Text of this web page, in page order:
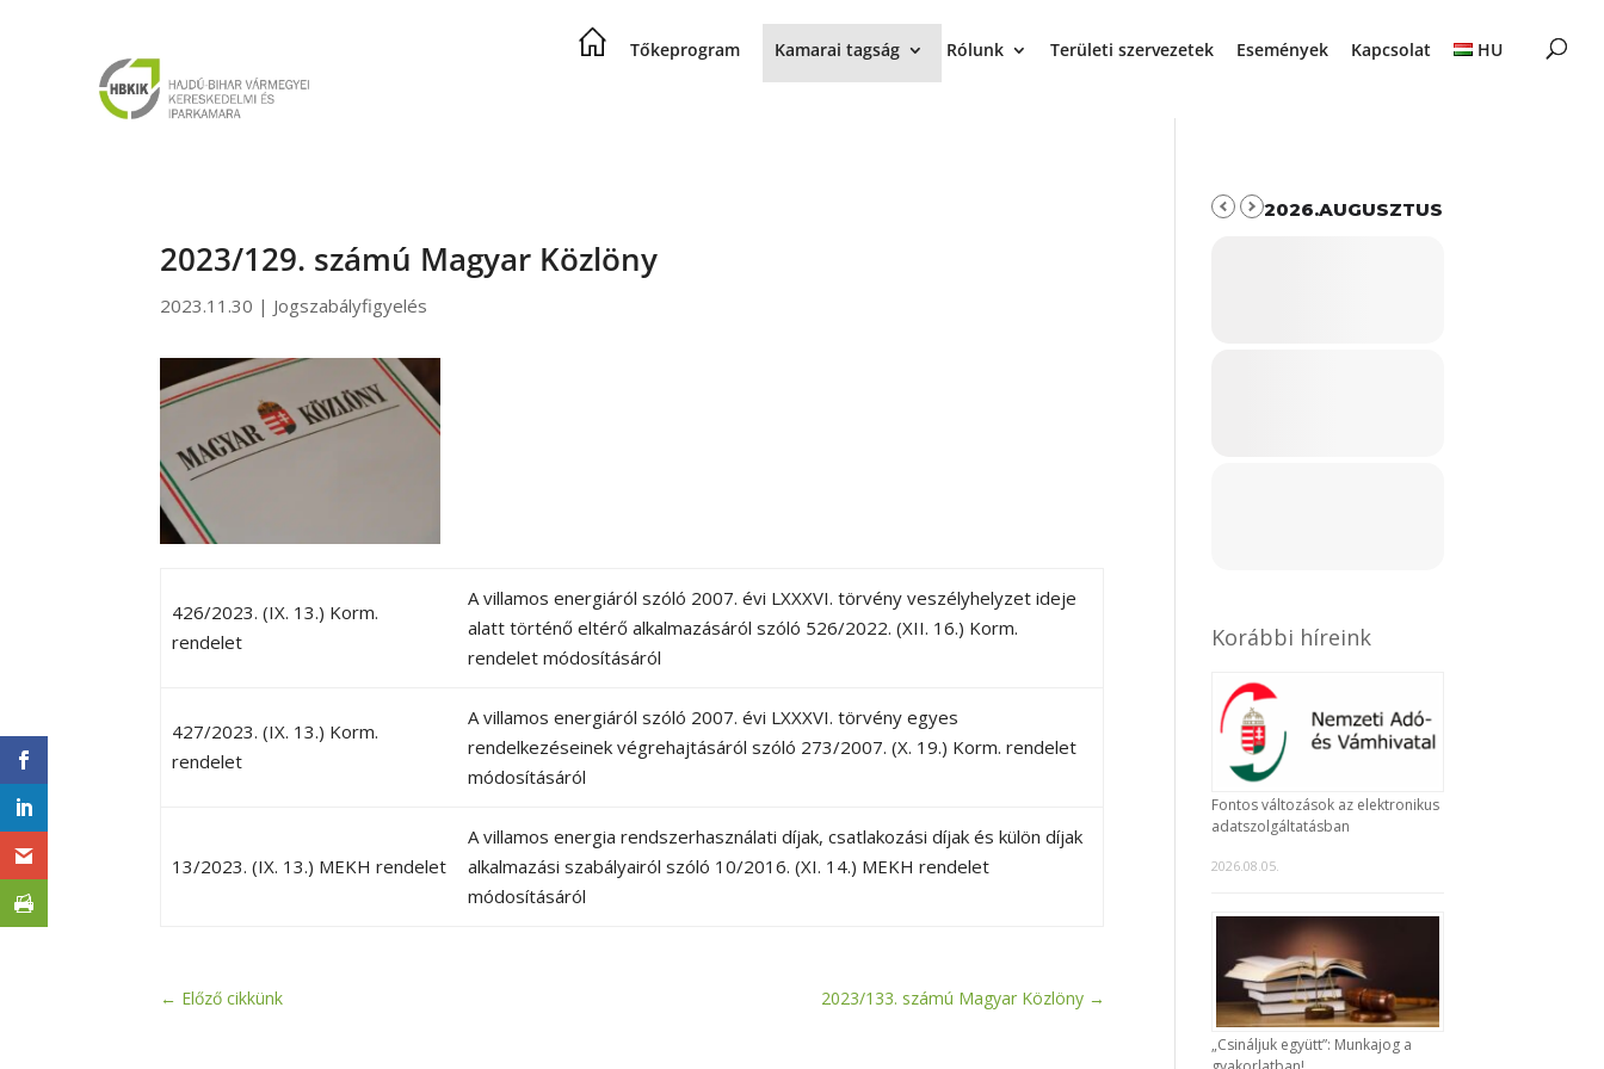
Tőkeprogram Kamarai tagság Rólunk Területi szervezetek Események Kapcsolat HU
2023/129. számú Magyar Közlöny
2023.11.30 | Jogszabályfigyelés
426/2023. (IX. 13.) Korm.
rendelet
A villamos energiáról szóló 2007. évi LXXXVI. törvény veszélyhelyzet ideje
alatt történő eltérő alkalmazásáról szóló 526/2022. (XII. 16.) Korm.
rendelet módosításáról
427/2023. (IX. 13.) Korm.
rendelet
A villamos energiáról szóló 2007. évi LXXXVI. törvény egyes
rendelkezéseinek végrehajtásáról szóló 273/2007. (X. 19.) Korm. rendelet
módosításáról
13/2023. (IX. 13.) MEKH rendelet
A villamos energia rendszerhasználati díjak, csatlakozási díjak és külön díjak
alkalmazási szabályairól szóló 10/2016. (XI. 14.) MEKH rendelet
módosításáról
← Előző cikkünk 2023/133. számú Magyar Közlöny →
2026.AUGUSZTUS
Korábbi híreink
Fontos változások az elektronikus
adatszolgáltatásban
2026.08.05.
„Csináljuk együtt”: Munkajog a